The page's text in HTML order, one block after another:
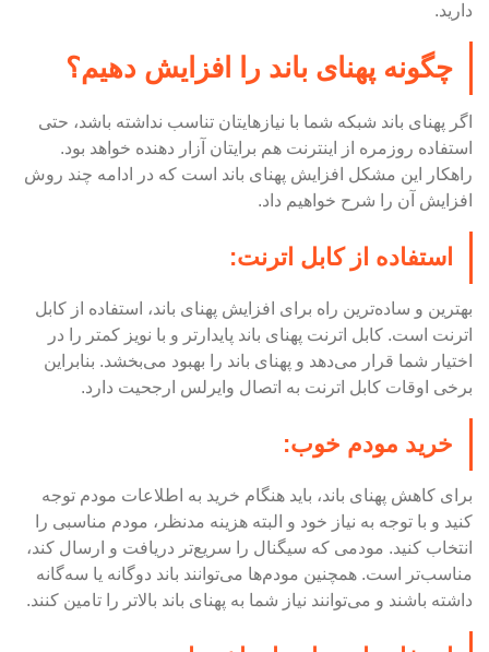
دارید.
چگونه پهنای باند را افزایش دهیم؟
اگر پهنای باند شبکه شما با نیاز‌هایتان تناسب نداشته باشد، حتی
استفاده روزمره از اینترنت هم برایتان آزار دهنده خواهد بود.
راهکار این مشکل افزایش پهنای باند است که در ادامه چند روش
افزایش آن را شرح خواهیم داد.
استفاده از کابل اترنت:
بهترین و ساده‌ترین راه برای افزایش پهنای باند، استفاده از کابل
اترنت است. کابل اترنت پهنای باند پایدار‌تر و با نویز کمتر را در
اختیار شما قرار می‌دهد و پهنای باند را بهبود می‌بخشد. بنابراین
برخی اوقات کابل اترنت به اتصال وایرلس ارجحیت دارد.
خرید مودم خوب:
برای کاهش پهنای باند، باید هنگام خرید به اطلاعات مودم توجه
کنید و با توجه به نیاز خود و البته هزینه مدنظر، مودم مناسبی را
انتخاب کنید. مودمی که سیگنال را سریع‌تر دریافت و ارسال کند،
مناسب‌تر است. همچنین مودم‌ها می‌توانند باند دوگانه یا سه‌گانه
داشته باشند و می‌توانند نیاز شما به پهنای باند بالاتر را تامین کنند.